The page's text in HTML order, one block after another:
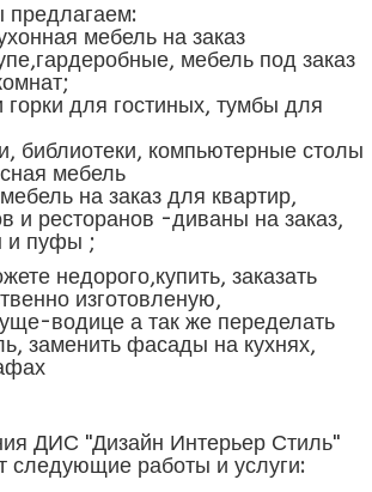
мебель на заказ
мебель под заказ
для гостиных, тумбы для
компьютерные столы
мебель
на заказ для квартир,
и ресторанов -диваны на заказ,
и пуфы ;
недорого,купить, заказать
изготовленую,
водице а так же переделать
заменить фасады на кухнях,
ДИС "Дизайн Интерьер Стиль"
следующие работы и услуги: